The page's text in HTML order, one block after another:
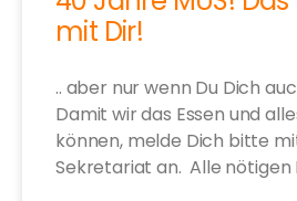
mit Dir!
.. aber nur wenn Du Dich
Damit wir das Essen und
können, melde Dich bitte
Sekretariat an. Alle nötigen